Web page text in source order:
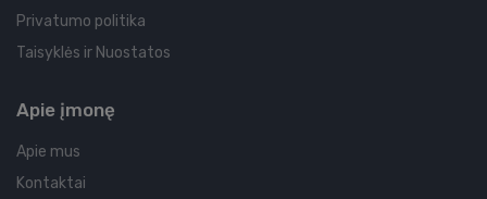
Privatumo politika
Taisyklės ir Nuostatos
Apie įmonę
Apie mus
Kontaktai